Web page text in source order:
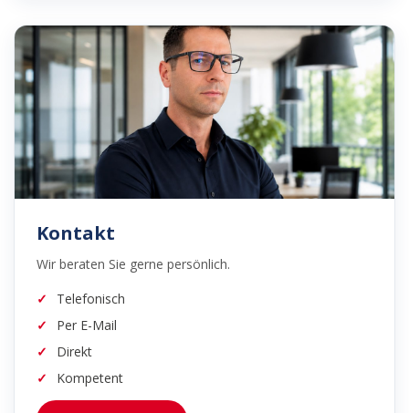
Kontakt
Wir beraten Sie gerne persönlich.
Telefonisch
Per E-Mail
Direkt
Kompetent